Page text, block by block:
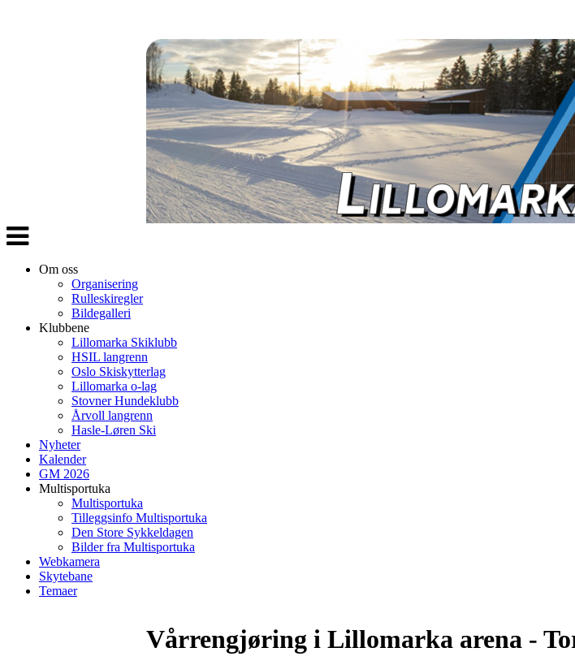
Veksle
navigasjon
Om oss
Organisering
Rulleskiregler
Bildegalleri
Klubbene
Lillomarka Skiklubb
HSIL langrenn
Oslo Skiskytterlag
Lillomarka o-lag
Stovner Hundeklubb
Årvoll langrenn
Hasle-Løren Ski
Nyheter
Kalender
GM 2026
Multisportuka
Multisportuka
Tilleggsinfo Multisportuka
Den Store Sykkeldagen
Bilder fra Multisportuka
Webkamera
Skytebane
Temaer
Vårrengjøring i Lillomarka arena -